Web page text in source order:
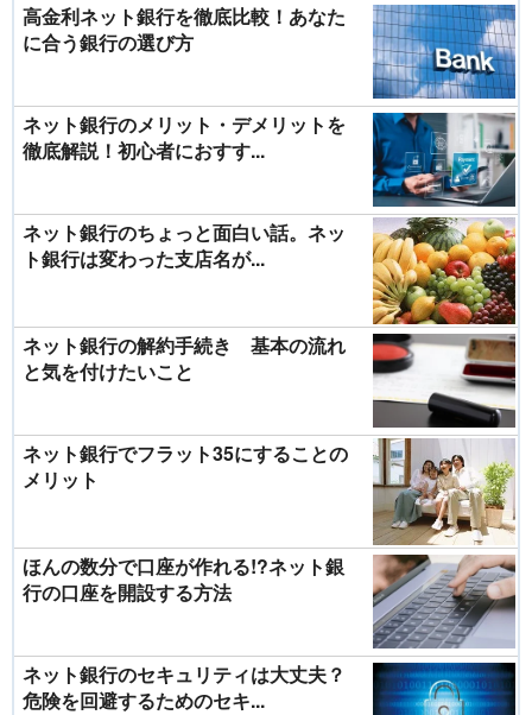
高金利ネット銀行を徹底比較！あなた
に合う銀行の選び方
ネット銀行のメリット・デメリットを
徹底解説！初心者におすす...
ネット銀行のちょっと面白い話。ネッ
ト銀行は変わった支店名が...
ネット銀行の解約手続き 基本の流れ
と気を付けたいこと
ネット銀行でフラット35にすることの
メリット
ほんの数分で口座が作れる!?ネット銀
行の口座を開設する方法
ネット銀行のセキュリティは大丈夫？
危険を回避するためのセキ...